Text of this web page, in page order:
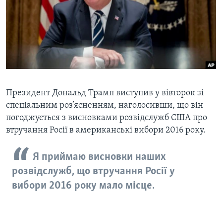
СУСПІЛЬСТВО
ЕКОНОМІКА
ІСТОРІЇ УСПІХУ УКРАЇНЦІВ
ТЕЛЕПРОГРАМИ
ЧАС-TIME
БРИФІНГ ГОЛОСУ АМЕРИКИ
ВІКНО В АМЕРИКУ
ПРАЙМ-ТАЙМ
ПОГЛЯД З ВАШИНГТОНА
ENGLISH
МИ В СОЦМЕРЕЖАХ
Мови
Президент Дональд Трамп виступив у вівторок зі
спеціальним роз’ясненням, наголосивши, що він
погоджується з висновками розвідслужб США про
втручання Росії в американські вибори 2016 року.
Я приймаю висновки наших
розвідслужб, що втручання Росії у
вибори 2016 року мало місце.